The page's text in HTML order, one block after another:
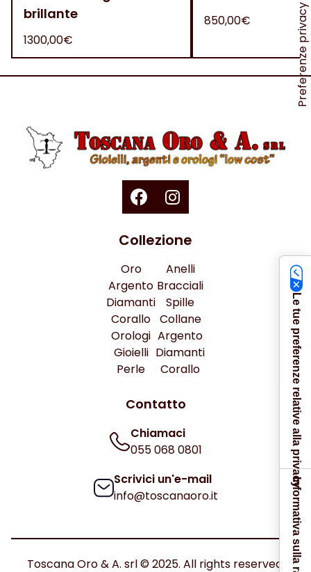
brillante
1300,00€
850,00€
Collezione
Oro
Argento
Diamanti
Corallo
Orologi
Gioielli
Perle
Anelli
Bracciali
Spille
Collane
Argento
Diamanti
Corallo
Contatto
Chiamaci
055 068 0801
Scrivici un'e-mail
info@toscanaoro.it
Toscana Oro & A. srl © 2025. All rights reserved.
Le tue preferenze relative alla privacy
Informativa sulla raccolta